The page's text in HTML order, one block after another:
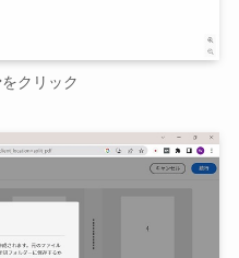
をクリック